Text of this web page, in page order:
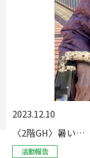
2023.12.10
〈2階GH〉暑い…
活動報告